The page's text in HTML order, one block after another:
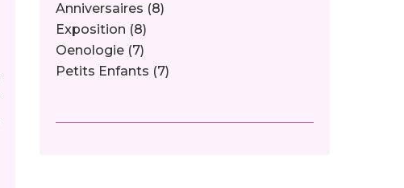
Anniversaires (8)
Exposition (8)
Oenologie (7)
Petits Enfants (7)